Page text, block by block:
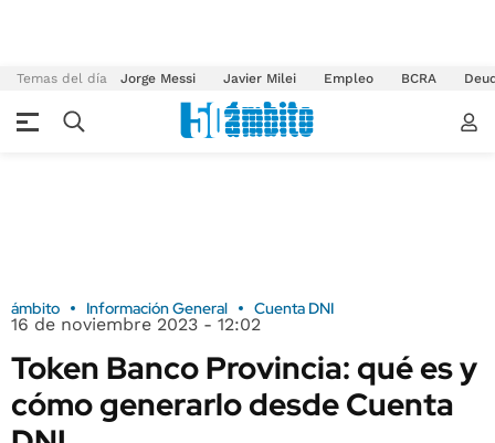
Temas del día Jorge Messi Javier Milei Empleo BCRA
ámbito Información General Cuenta DNI
16 de noviembre 2023 - 12:02
Token Banco Provincia: qué es y
cómo generarlo desde Cuenta